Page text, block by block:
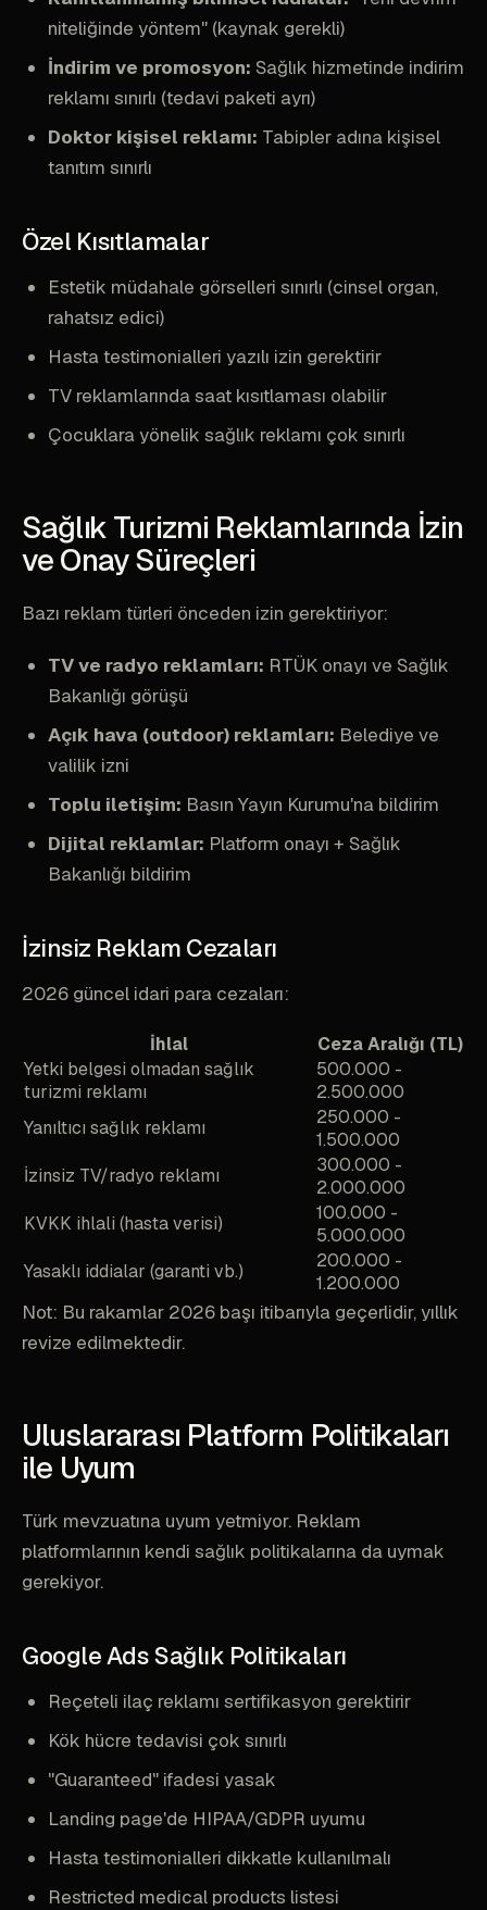
niteliğinde yöntem" (kaynak gerekli)
İndirim ve promosyon: Sağlık hizmetinde indirim
reklamı sınırlı (tedavi paketi ayrı)
Doktor kişisel reklamı: Tabipler adına kişisel
tanıtım sınırlı
Özel Kısıtlamalar
Estetik müdahale görselleri sınırlı (cinsel organ,
rahatsız edici)
Hasta testimonialleri yazılı izin gerektirir
TV reklamlarında saat kısıtlaması olabilir
Çocuklara yönelik sağlık reklamı çok sınırlı
Sağlık Turizmi Reklamlarında İzin
ve Onay Süreçleri
Bazı reklam türleri önceden izin gerektiriyor:
TV ve radyo reklamları: RTÜK onayı ve Sağlık
Bakanlığı görüşü
Açık hava (outdoor) reklamları: Belediye ve
valilik izni
Toplu iletişim: Basın Yayın Kurumu'na bildirim
Dijital reklamlar: Platform onayı + Sağlık
Bakanlığı bildirim
İzinsiz Reklam Cezaları
2026 güncel idari para cezaları:
İhlal
Ceza Aralığı (TL)
Yetki belgesi olmadan sağlık
turizmi reklamı
500.000 -
2.500.000
Yanıltıcı sağlık reklamı
250.000 -
1.500.000
İzinsiz TV/radyo reklamı
300.000 -
2.000.000
KVKK ihlali (hasta verisi)
100.000 -
5.000.000
Yasaklı iddialar (garanti vb.)
200.000 -
1.200.000
Not: Bu rakamlar 2026 başı itibarıyla geçerlidir, yıllık
revize edilmektedir.
Uluslararası Platform Politikaları
ile Uyum
Türk mevzuatına uyum yetmiyor. Reklam
platformlarının kendi sağlık politikalarına da uymak
gerekiyor.
Google Ads Sağlık Politikaları
Reçeteli ilaç reklamı sertifikasyon gerektirir
Kök hücre tedavisi çok sınırlı
"Guaranteed" ifadesi yasak
Landing page'de HIPAA/GDPR uyumu
Hasta testimonialleri dikkatle kullanılmalı
Restricted medical products listesi